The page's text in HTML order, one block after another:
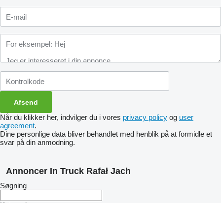
Når du klikker her, indvilger du i vores privacy policy og user
agreement.
Dine personlige data bliver behandlet med henblik på at formidle et
svar på din anmodning.
Annoncer In Truck Rafał Jach
Søgning